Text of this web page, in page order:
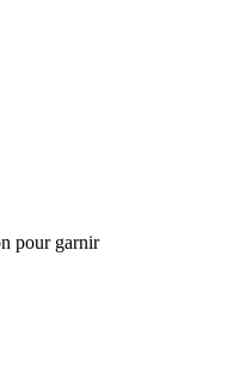
pour garnir